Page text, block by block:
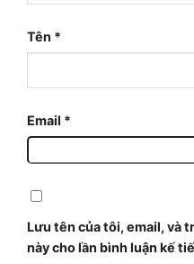
Tên *
Email *
Lưu tên của tôi, email, và
này cho lần bình luận kế